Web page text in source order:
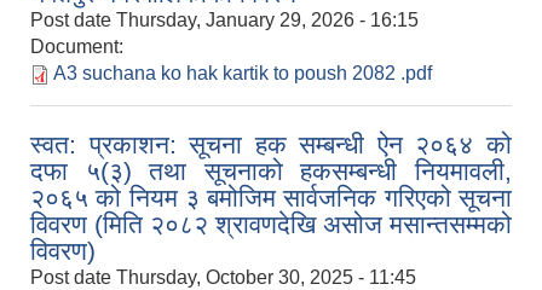
Post date Thursday, January 29, 2026 - 16:15
Document:
A3 suchana ko hak kartik to poush 2082 .pdf
स्वत: प्रकाशन: सूचना हक सम्बन्धी ऐन २०६४ को
दफा ५(३) तथा सूचनाको हकसम्बन्धी नियमावली,
२०६५ को नियम ३ बमोजिम सार्वजनिक गरिएको सूचना
विवरण (मिति २०८२ श्रावणदेखि असोज मसान्तसम्मको
विवरण)
Post date Thursday, October 30, 2025 - 11:45